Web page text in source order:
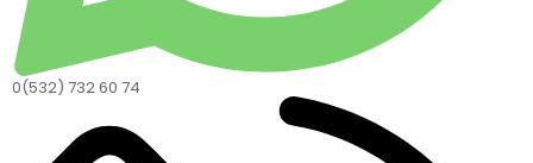
0(532) 732 60 74